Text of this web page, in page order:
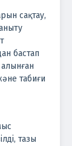
сақтау,
бастап
табиғи
тазы